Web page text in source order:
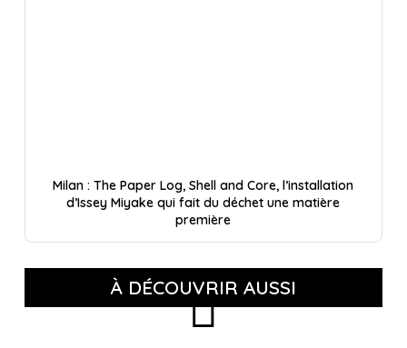
Milan : The Paper Log, Shell and Core, l’installation
d’Issey Miyake qui fait du déchet une matière
première
À DÉCOUVRIR AUSSI